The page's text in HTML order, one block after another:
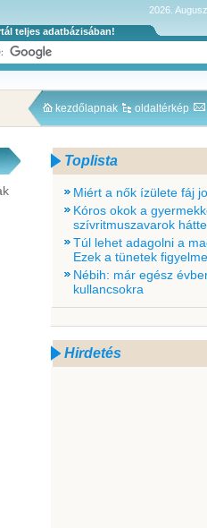
2026.
teljes adatbázisában!
kezdőlapnak oldaltérkép
Toplista
Miért a nők ízülete fáj
Kóros okok a
szívritmuszavarok
Túl lehet adagolni a
Ezek a tünetek
Nébih: már egész
kullancsokra
Hirdetés